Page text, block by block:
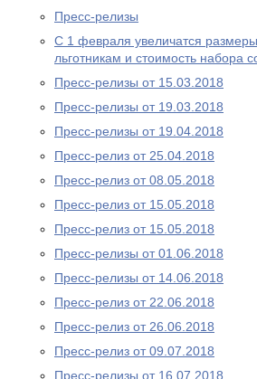
Пресс-релизы
С 1 февраля увеличатся
льготникам и стоимость набора
Пресс-релизы от 15.03.2018
Пресс-релизы от 19.03.2018
Пресс-релизы от 19.04.2018
Пресс-релиз от 25.04.2018
Пресс-релиз от 08.05.2018
Пресс-релиз от 15.05.2018
Пресс-релиз от 15.05.2018
Пресс-релизы от 01.06.2018
Пресс-релизы от 14.06.2018
Пресс-релиз от 22.06.2018
Пресс-релиз от 26.06.2018
Пресс-релиз от 09.07.2018
Пресс-релизы от 16.07.2018